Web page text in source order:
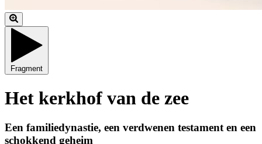
Fragment
Het kerkhof van de zee
Een familiedynastie, een verdwenen testament en een
schokkend geheim